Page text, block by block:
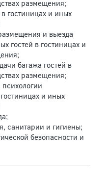
размещения;
гостиницах и иных
и выезда
гостей в гостиницах и
багажа гостей в
размещения;
психологии
и иных
санитарии и гигиены;
безопасности и